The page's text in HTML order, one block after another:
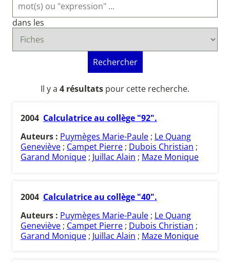
dans les
Rechercher
Il y a 4 résultats pour cette recherche.
2004 Calculatrice au collège "92".
Auteurs : Puymèges Marie-Paule ; Le Quang
Geneviève ; Campet Pierre ; Dubois Christian ;
Garand Monique ; Juillac Alain ; Maze Monique
2004 Calculatrice au collège "40".
Auteurs : Puymèges Marie-Paule ; Le Quang
Geneviève ; Campet Pierre ; Dubois Christian ;
Garand Monique ; Juillac Alain ; Maze Monique